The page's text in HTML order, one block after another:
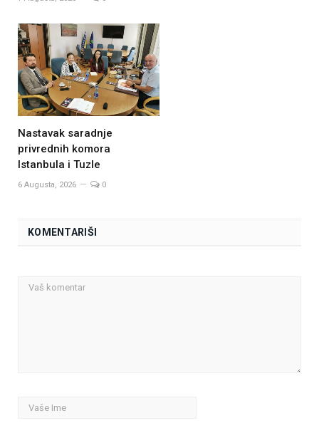
Nastavak saradnje
privrednih komora
Istanbula i Tuzle
6 Augusta, 2026 0
KOMENTARIŠI